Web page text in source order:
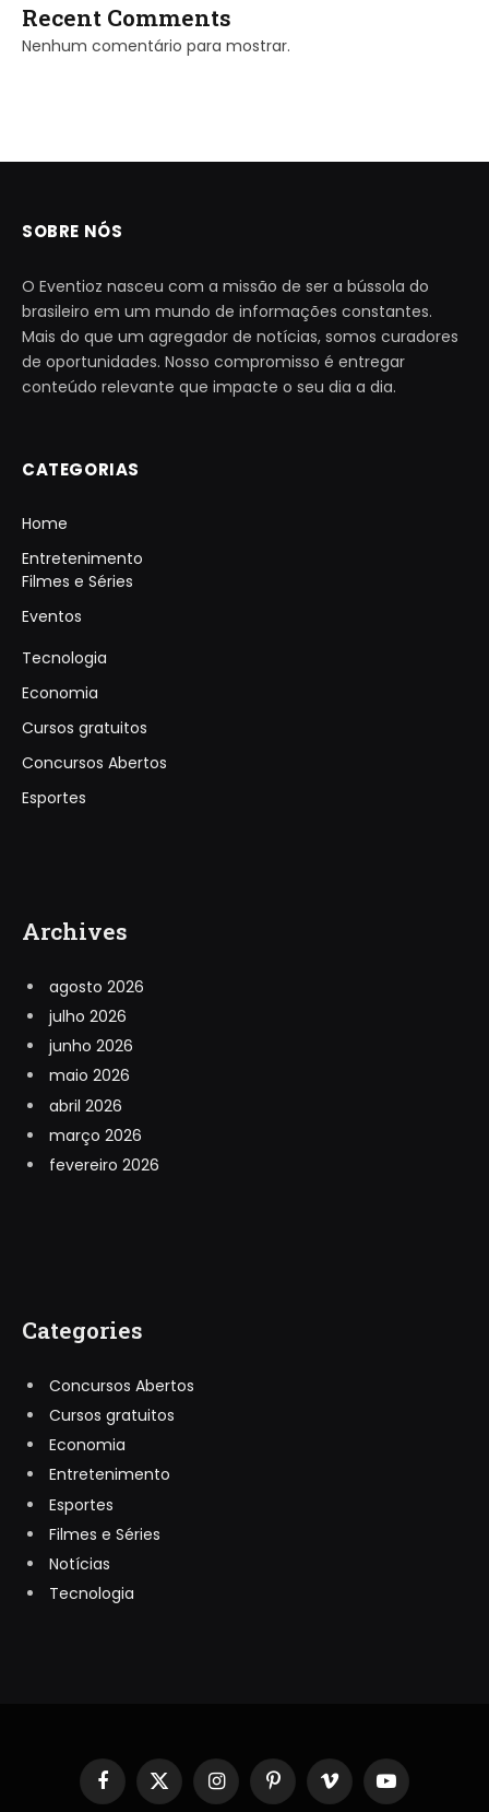
Recent Comments
Nenhum comentário para mostrar.
SOBRE NÓS
O Eventioz nasceu com a missão de ser a bússola do
brasileiro em um mundo de informações constantes.
Mais do que um agregador de notícias, somos curadores
de oportunidades. Nosso compromisso é entregar
conteúdo relevante que impacte o seu dia a dia.
CATEGORIAS
Home
Entretenimento
Filmes e Séries
Eventos
Tecnologia
Economia
Cursos gratuitos
Concursos Abertos
Esportes
Archives
agosto 2026
julho 2026
junho 2026
maio 2026
abril 2026
março 2026
fevereiro 2026
Categories
Concursos Abertos
Cursos gratuitos
Economia
Entretenimento
Esportes
Filmes e Séries
Notícias
Tecnologia
Facebook
X
InstagramPinterestVimeo YouTube